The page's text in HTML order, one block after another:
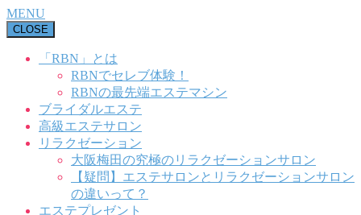
MENU
CLOSE
「RBN」とは
RBNでセレブ体験！
RBNの最先端エステマシン
ブライダルエステ
高級エステサロン
リラクゼーション
大阪梅田の究極のリラクゼーションサロン
【疑問】エステサロンとリラクゼーションサロン
の違いって？
エステプレゼント